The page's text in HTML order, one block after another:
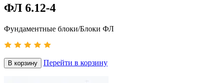
ФЛ 6.12-4
Фундаментные блоки/Блоки ФЛ
В корзину Перейти в корзину